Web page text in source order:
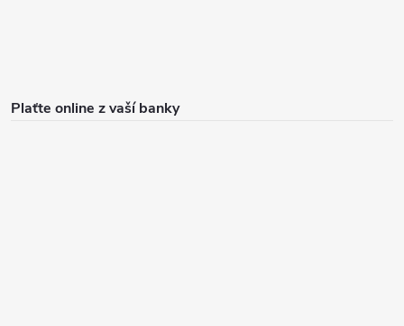
Plaťte online z vaší banky